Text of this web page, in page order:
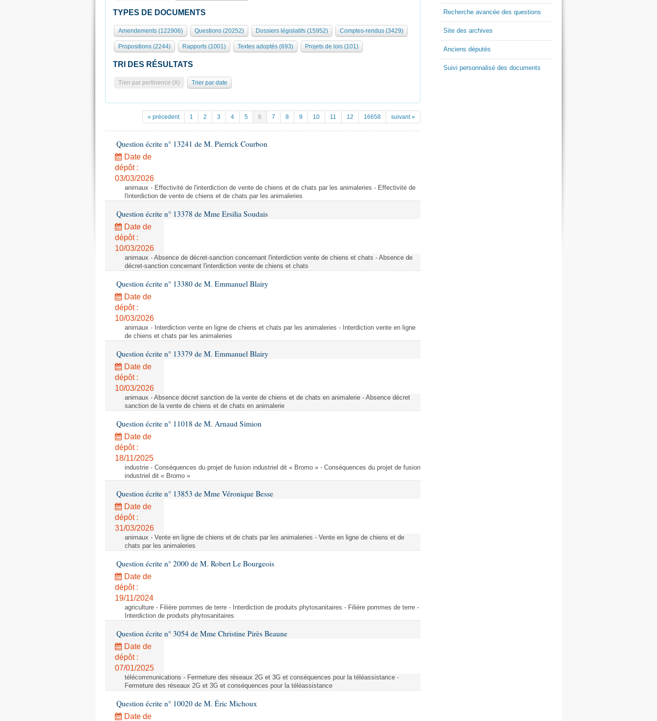
TYPES DE DOCUMENTS
Amendements (122906) Questions (20252) Dossiers législatifs (15952) Comptes-rendus (3429)
Propositions (2244) Rapports (1001) Textes adoptés (693) Projets de lois (101)
TRI DES RÉSULTATS
Trier par pertinence (X) Trier par date
« précedent 1 2 3 4 5 6 7 8 9 10 11 12 16658 suivant »
Question écrite n° 13241 de M. Pierrick Courbon
Date de
dépôt :
03/03/2026
animaux - Effectivité de l'interdiction de vente de chiens et de chats par les animaleries - Effectivité de
l'interdiction de vente de chiens et de chats par les animaleries
Question écrite n° 13378 de Mme Ersilia Soudais
Date de
dépôt :
10/03/2026
animaux - Absence de décret-sanction concernant l'interdiction vente de chiens et chats - Absence de
décret-sanction concernant l'interdiction vente de chiens et chats
Question écrite n° 13380 de M. Emmanuel Blairy
Date de
dépôt :
10/03/2026
animaux - Interdiction vente en ligne de chiens et chats par les animaleries - Interdiction vente en ligne
de chiens et chats par les animaleries
Question écrite n° 13379 de M. Emmanuel Blairy
Date de
dépôt :
10/03/2026
animaux - Absence décret sanction de la vente de chiens et de chats en animalerie - Absence décret
sanction de la vente de chiens et de chats en animalerie
Question écrite n° 11018 de M. Arnaud Simion
Date de
dépôt :
18/11/2025
industrie - Conséquences du projet de fusion industriel dit « Bromo » - Conséquences du projet de fusion
industriel dit « Bromo »
Question écrite n° 13853 de Mme Véronique Besse
Date de
dépôt :
31/03/2026
animaux - Vente en ligne de chiens et de chats par les animaleries - Vente en ligne de chiens et de
chats par les animaleries
Question écrite n° 2000 de M. Robert Le Bourgeois
Date de
dépôt :
19/11/2024
agriculture - Filière pommes de terre - Interdiction de produits phytosanitaires - Filière pommes de terre -
Interdiction de produits phytosanitaires
Question écrite n° 3054 de Mme Christine Pirès Beaune
Date de
dépôt :
07/01/2025
télécommunications - Fermeture des réseaux 2G et 3G et conséquences pour la téléassistance -
Fermeture des réseaux 2G et 3G et conséquences pour la téléassistance
Question écrite n° 10020 de M. Éric Michoux
Date de
Recherche avancée des questions
Site des archives
Anciens députés
Suivi personnalisé des documents